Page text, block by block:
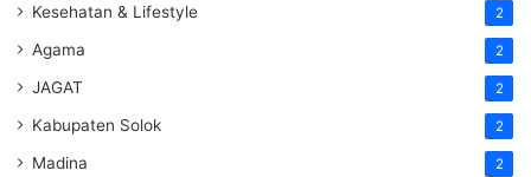
Kesehatan & Lifestyle 2
Agama 2
JAGAT 2
Kabupaten Solok 2
Madina 2